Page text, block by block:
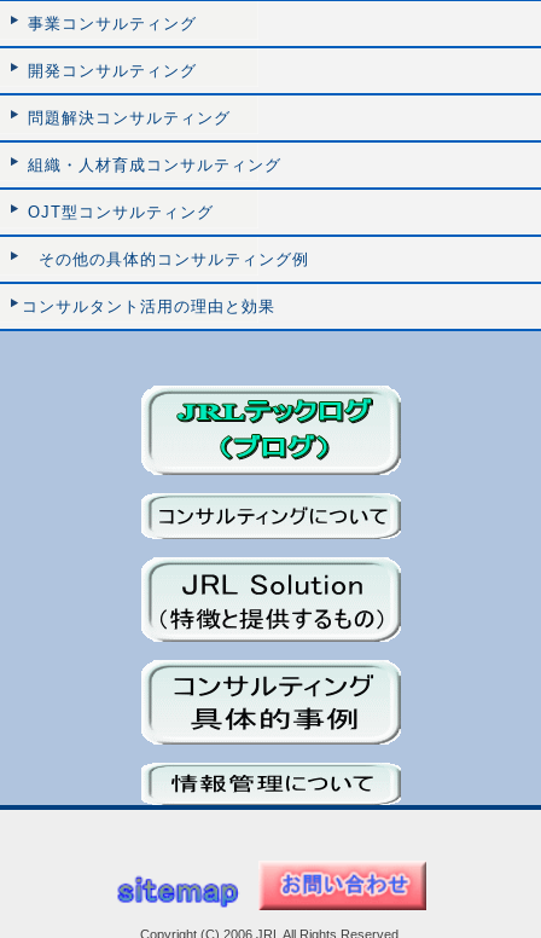
事業コンサルティング
開発コンサルティング
問題解決コンサルティング
組織・人材育成コンサルティング
OJT型コンサルティング
その他の具体的コンサルティング例
コンサルタント活用の理由と効果
Copyright (C) 2006 JRL All Rights Reserved.